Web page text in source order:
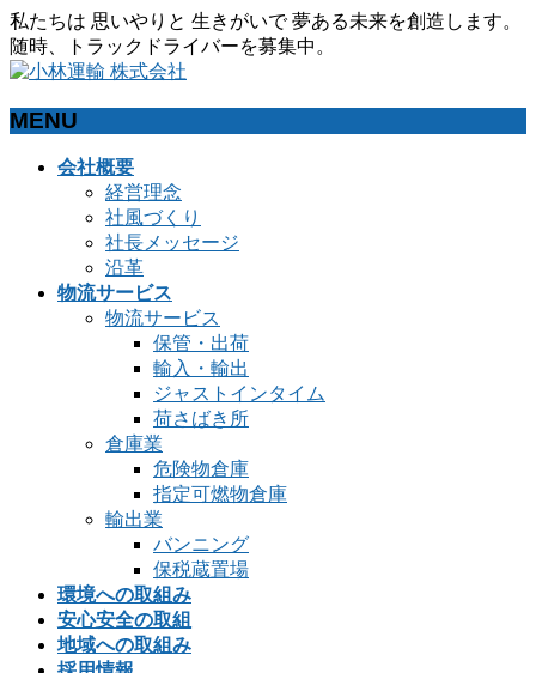
私たちは 思いやりと 生きがいで 夢ある未来を創造します。
随時、トラックドライバーを募集中。
MENU
会社概要
経営理念
社風づくり
社長メッセージ
沿革
物流サービス
物流サービス
保管・出荷
輸入・輸出
ジャストインタイム
荷さばき所
倉庫業
危険物倉庫
指定可燃物倉庫
輸出業
バンニング
保税蔵置場
環境への取組み
安心安全の取組
地域への取組み